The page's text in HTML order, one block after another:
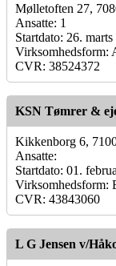
Mølletoften 27,
Ansatte: 1
Startdato: 26. marts
Virksomhedsform:
CVR: 38524372
KSN Tømrer &
Kikkenborg 6,
Ansatte:
Startdato: 01.
Virksomhedsform:
CVR: 43843060
L G Jensen v/